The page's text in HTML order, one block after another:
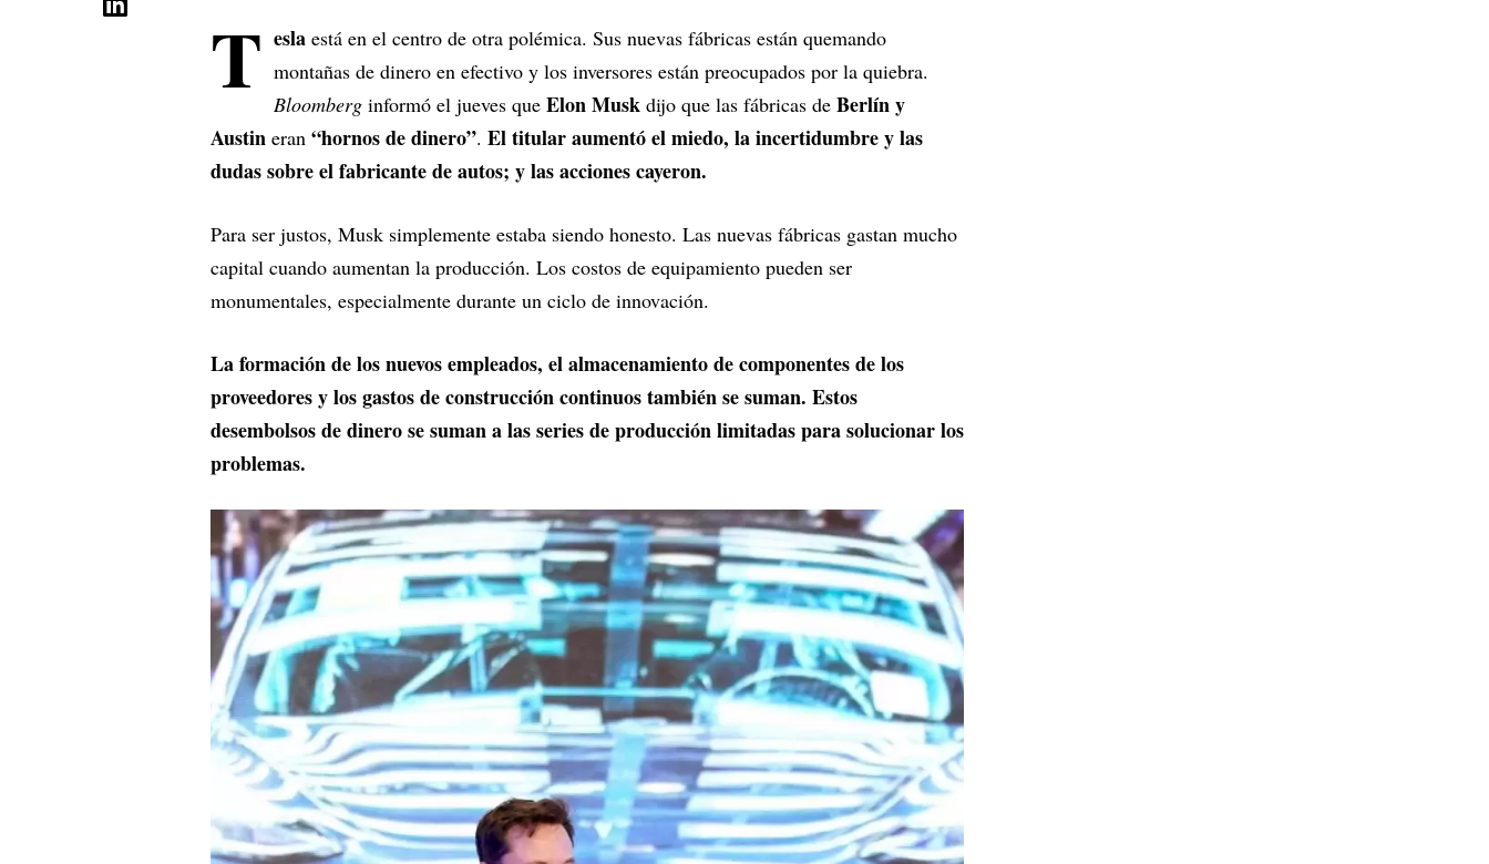
T esla está en el centro de otra polémica. Sus nuevas fábricas están quemando
montañas de dinero en efectivo y los inversores están preocupados por la quiebra.
Bloomberg informó el jueves que Elon Musk dijo que las fábricas de Berlín y
Austin eran “hornos de dinero”. El titular aumentó el miedo, la incertidumbre y las
dudas sobre el fabricante de autos; y las acciones cayeron.
Para ser justos, Musk simplemente estaba siendo honesto. Las nuevas fábricas gastan mucho
capital cuando aumentan la producción. Los costos de equipamiento pueden ser
monumentales, especialmente durante un ciclo de innovación.
La formación de los nuevos empleados, el almacenamiento de componentes de los
proveedores y los gastos de construcción continuos también se suman. Estos
desembolsos de dinero se suman a las series de producción limitadas para solucionar los
problemas.